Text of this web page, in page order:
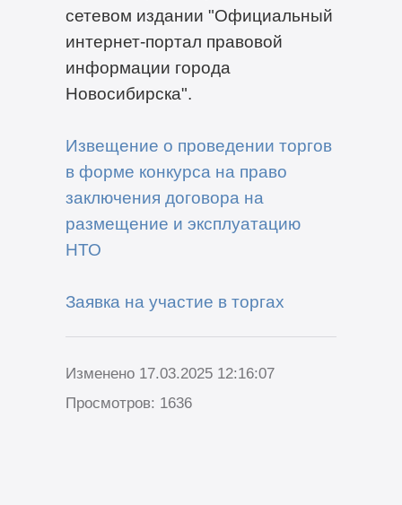
сетевом издании "Официальный
интернет-портал правовой
информации города
Новосибирска".
Извещение о проведении торгов
в форме конкурса на право
заключения договора на
размещение и эксплуатацию
НТО
Заявка на участие в торгах
Изменено 17.03.2025 12:16:07
Просмотров: 1636